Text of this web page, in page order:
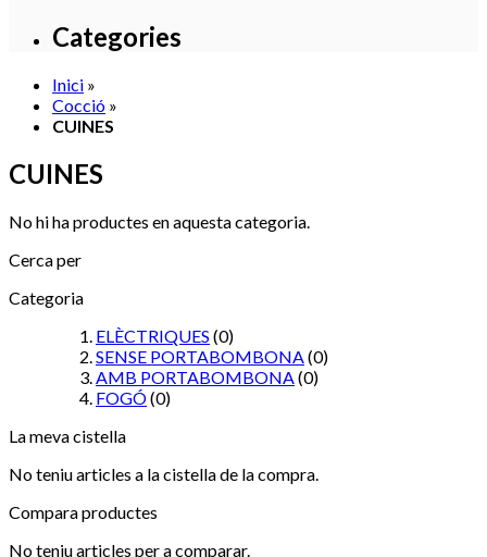
Categories
Inici »
Cocció »
CUINES
CUINES
No hi ha productes en aquesta categoria.
Cerca per
Categoria
ELÈCTRIQUES (0)
SENSE PORTABOMBONA (0)
AMB PORTABOMBONA (0)
FOGÓ(0)
La meva cistella
No teniu articles a la cistella de la compra.
Compara productes
No teniu articles per a comparar.